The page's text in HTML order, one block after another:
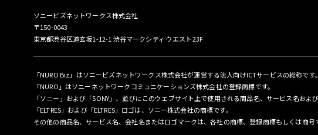
ソニービズネットワークス株式会社
〒150-0043
東京都渋谷区道玄坂1-12-1 渋谷マークシティ ウエスト23F
「NURO Biz」はソニービズネットワークス株式会社が運営する法人向けICTサービスの総称です。
「NURO」はソニーネットワークコミュニケーションズ株式会社の登録商標です。
「ソニー」および「SONY」、並びにこのウェブサイト上で使用される商品名、サービス名お
「ELTRES」および「ELTRES」ロゴは、ソニー株式会社の商標です。
その他の商品名、サービス名、会社名またはロゴマークは、各社の商標、登録商標もしくは商号